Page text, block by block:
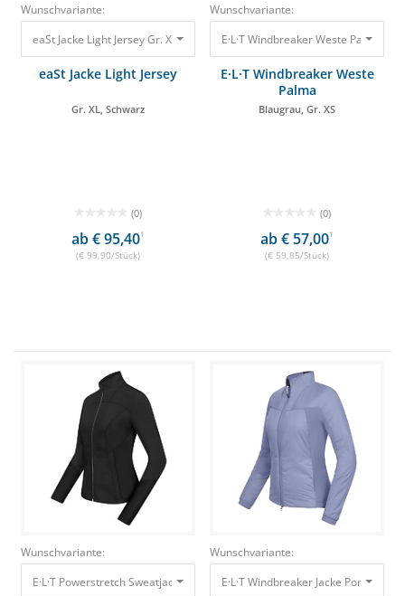
Wunschvariante:
eaSt Jacke Light Jersey Gr. XL, Schwarz 99,90 €
eaSt Jacke Light Jersey
Gr. XL, Schwarz
(0)
ab € 95,401
(€ 99,90/Stück)
Wunschvariante:
E·L·T Windbreaker Weste Palma
E·L·T Windbreaker Weste
Palma
Blaugrau, Gr. XS
(0)
ab € 57,001
(€ 59,85/Stück)
Wunschvariante:
E·L·T Powerstretch Sweatjacke Padua Schwarz, Gr. XS59,85 € 48,68 €
Wunschvariante:
E·L·T Windbreaker Jacke Porto